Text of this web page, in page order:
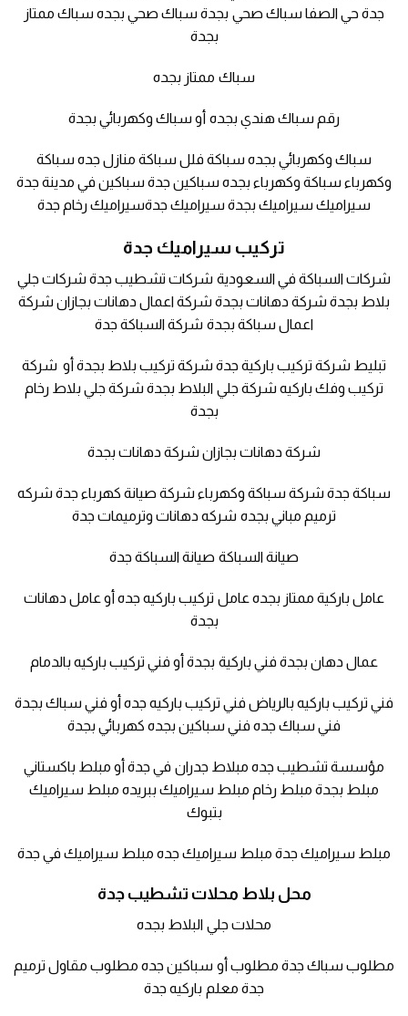
جدة حي الصفا سباك صحي بجدة سباك صحي بجده سباك ممتاز
بجدة
سباك ممتاز بجده
رقم سباك هندي بجده أو سباك وكهربائي بجدة
سباك وكهربائي بجده سباكة فلل سباكة منازل جده سباكة
وكهرباء سباكة وكهرباء بجده سباكين جدة سباكين في مدينة جدة
سيراميك سيراميك بجدة سيراميك جدةسيراميك رخام جدة
تركيب سيراميك جدة
شركات السباكة في السعودية شركات تشطيب جدة شركات جلي
بلاط بجدة شركة دهانات بجدة شركة اعمال دهانات بجازان شركة
اعمال سباكة بجدة شركة السباكة جدة
تبليط شركة تركيب باركية جدة شركة تركيب بلاط بجدة أو شركة
تركيب وفك باركيه شركة جلي البلاط بجدة شركة جلي بلاط رخام
بجدة
شركة دهانات بجازان شركة دهانات بجدة
سباكة جدة شركة سباكة وكهرباء شركة صيانة كهرباء جدة شركه
ترميم مباني بجده شركه دهانات وترميمات جدة
صيانة السباكة صيانة السباكة جدة
عامل باركية ممتاز بجده عامل تركيب باركيه جده أو عامل دهانات
بجدة
عمال دهان بجدة فني باركية بجدة أو فني تركيب باركيه بالدمام
فني تركيب باركيه بالرياض فني تركيب باركيه جده أو فني سباك بجدة
فني سباك جده فني سباكين بجده كهربائي بجدة
مؤسسة تشطيب جده مبلاط جدران في جدة أو مبلط باكستاني
مبلط بجدة مبلط رخام مبلط سيراميك ببريده مبلط سيراميك
بتبوك
مبلط سيراميك جدة مبلط سيراميك جده مبلط سيراميك في جدة
محل بلاط محلات تشطيب جدة
محلات جلي البلاط بجده
مطلوب سباك جدة مطلوب أو سباكين جده مطلوب مقاول ترميم
جدة معلم باركيه جدة